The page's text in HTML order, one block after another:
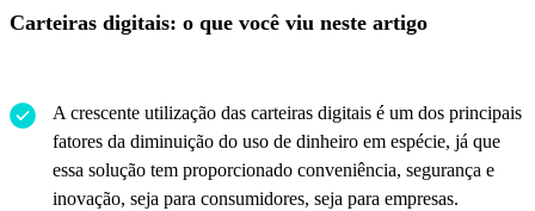
Carteiras digitais: o que você viu neste artigo
A crescente utilização das carteiras digitais é um dos principais
fatores da diminuição do uso de dinheiro em espécie, já que
essa solução tem proporcionado conveniência, segurança e
inovação, seja para consumidores, seja para empresas.